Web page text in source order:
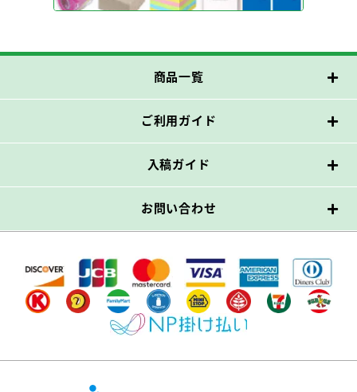
商品一覧
ご利用ガイド
入稿ガイド
お問い合わせ